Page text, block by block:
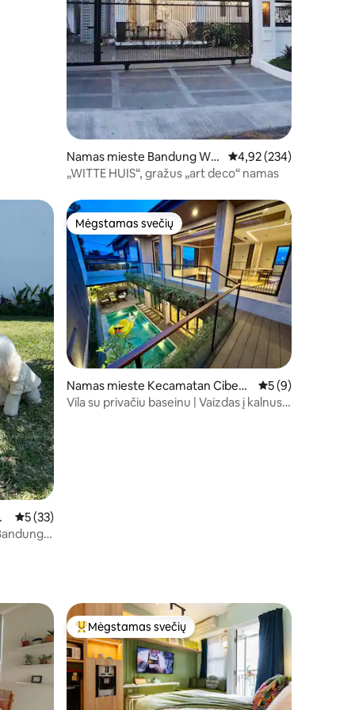
Namas mieste Bandung Wet
an
Vidutinis įvertinimas:
4,92 (234)
„WITTE HUIS“, gražus „art deco“ namas
Vidutinis įvertinimas: 5 iš 5, atsiliepimų: 33
5 (33)
Mėgstamas svečių
Mėgstamas svečių
Namas mieste Kecamatan Cibeu
nying Kaler
Vidutinis
5 (9)
Vila su privačiu baseinu | Vaizdas į kalnus |
Svečių mėgstamiausias
Mėgstamas svečių